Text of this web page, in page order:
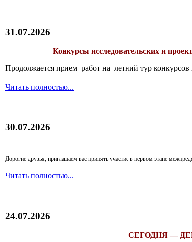
31.07.2026
Конкурсы исследовательских и
Продолжается прием работ на летний тур конкурсов
Читать полностью...
30.07.2026
Дорогие друзья, приглашаем вас принять участие в первом этапе
Читать полностью...
24.07.2026
СЕГОДНЯ —